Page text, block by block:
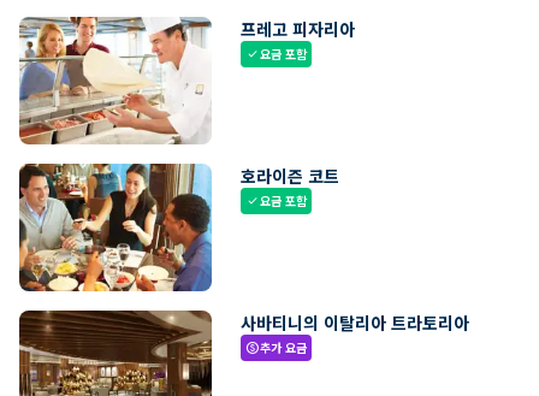
프레고 피자리아
check요금 포함
호라이즌 코트
check요금 포함
사바티니의 이탈리아 트라토리아
paid추가 요금